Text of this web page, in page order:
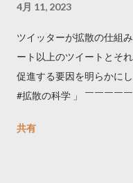
4月 11, 2023
ツイッターが拡散の仕組
ート以上のツイートとそ
促進する要因を明らかに
#拡散の科学 」 ￣￣￣￣
学しました。 ー バズの目
共有